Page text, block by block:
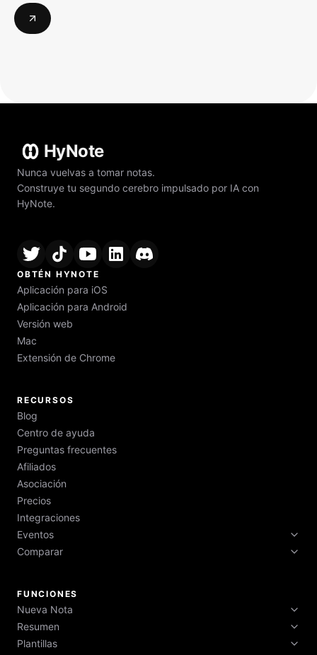
HyNote
Nunca vuelvas a tomar notas.
Construye tu segundo cerebro impulsado por IA con
HyNote.
OBTÉN HYNOTE
Aplicación para iOS
Aplicación para Android
Versión web
Mac
Extensión de Chrome
RECURSOS
Blog
Centro de ayuda
Preguntas frecuentes
Afiliados
Asociación
Precios
Integraciones
Eventos
Semana Tecnológica 2026
Semana Tecnológica de Nueva York 2026
Comparar
FUNCIONES
Nueva Nota
Grabar audio
Llamada Telefónica
Resumen
Puntos Clave
Plantillas